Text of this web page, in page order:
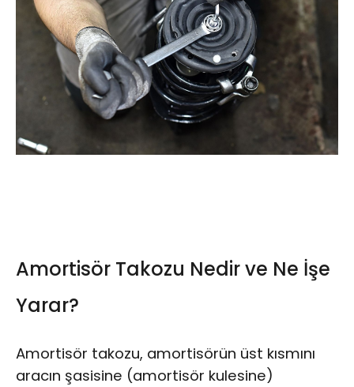
Amortisör Takozu Nedir ve Ne İşe
Yarar?
Amortisör takozu, amortisörün üst kısmını
aracın şasisine (amortisör kulesine)